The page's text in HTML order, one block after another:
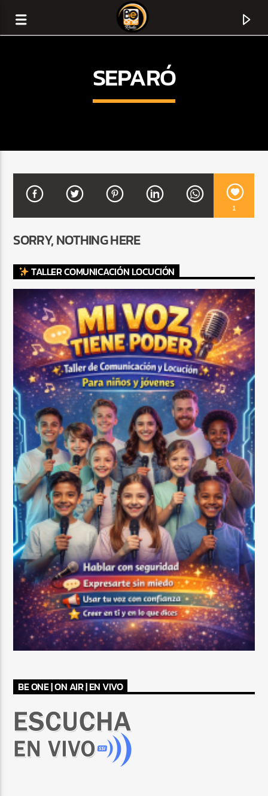
TITLE
CURRENT SHOW
FIESTA DJ DE FIN DE SEMANA
12:00 AM 3:00 AM
Beone Radio
SEPARÓ
1
SORRY, NOTHING HERE
TALLER COMUNICACIÓN LOCUCIÓN
BE ONE | ON AIR | EN VIVO